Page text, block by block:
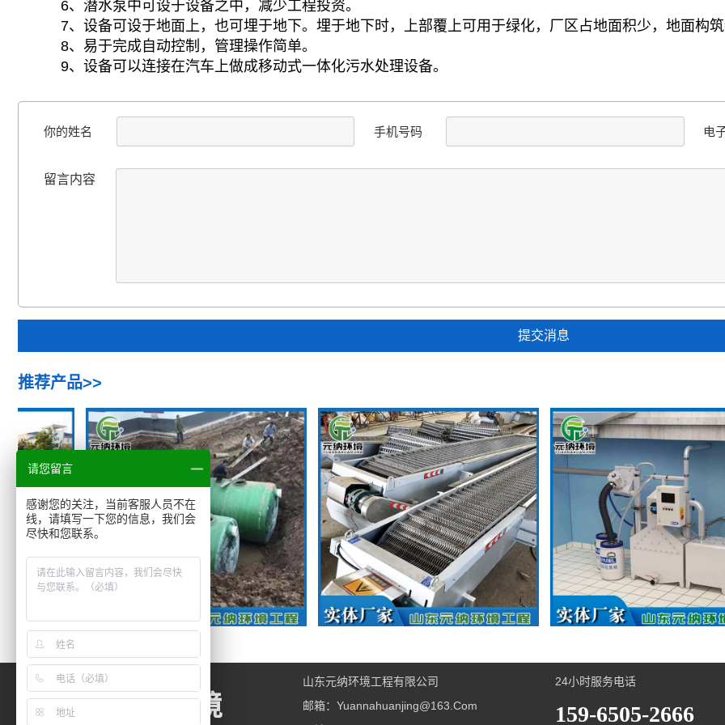
6、潜水泵中可设于设备之中，减少工程投资。
7、设备可设于地面上，也可埋于地下。埋于地下时，上部覆上可用于绿化，厂区占地面积少，地面构筑
8、易于完成自动控制，管理操作简单。
9、设备可以连接在汽车上做成移动式一体化污水处理设备。
你的姓名 手机号码 电
留言内容
推荐产品>>
元纳环境
山东元纳环境工程有限公司
邮箱：yuannahuanjing@163.com
24小时服务电话
159-6505-2666
请您留言
感谢您的关注，当前客服人员不在
线，请填写一下您的信息，我们会
尽快和您联系。